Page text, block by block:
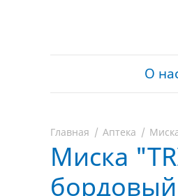
О
Главная Аптека
Миска
бордовый